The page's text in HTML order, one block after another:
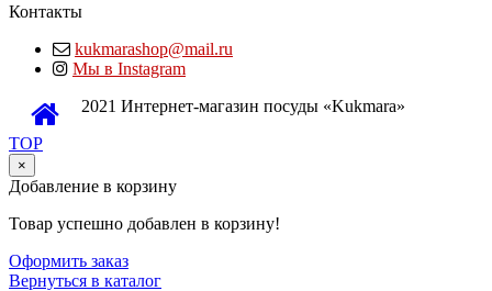
Контакты
kukmarashop@mail.ru
Мы в Instagram
2021 Интернет-магазин посуды «Kukmara»
TOP
×
Добавление в корзину
Товар успешно добавлен в корзину!
Оформить заказ
Вернуться в каталог